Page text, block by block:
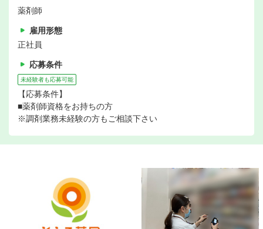
薬剤師
雇用形態
正社員
応募条件
未経験者も応募可能
【応募条件】
■薬剤師資格をお持ちの方
※調剤業務未経験の方もご相談下さい